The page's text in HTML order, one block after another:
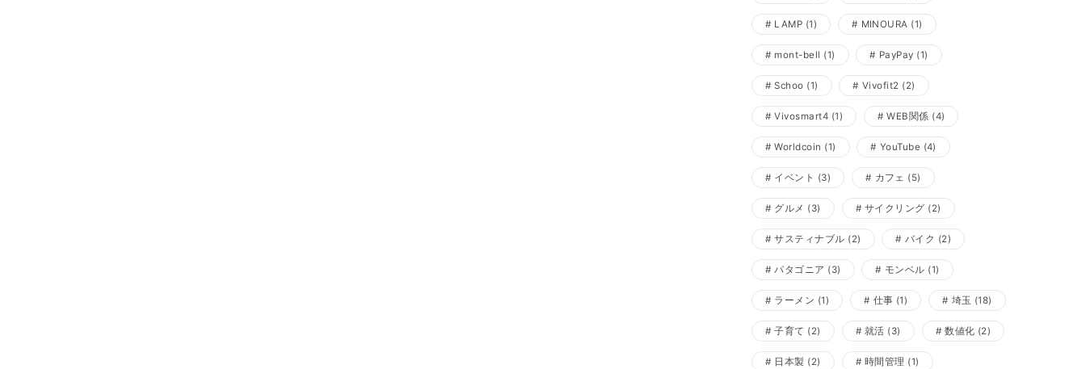
LAMP (1) MINOURA (1)
mont-bell (1) PayPay (1)
Schoo (1) Vivofit2 (2)
Vivosmart4 (1) WEB関係 (4)
Worldcoin (1) YouTube (4)
イベント (3) カフェ (5)
グルメ (3) サイクリング (2)
サスティナブル (2) バイク (2)
パタゴニア (3) モンベル (1)
ラーメン (1) 仕事 (1) 埼玉 (18)
子育て (2) 就活 (3) 数値化 (2)
日本製 (2) 時間管理 (1)